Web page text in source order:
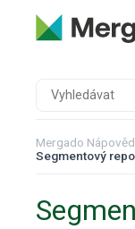
Mergado
Segmentový